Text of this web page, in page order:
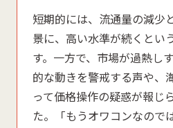
短期的には、流通量の減少
景に、高い水準が続くとい
す。一方で、市場が過熱し
的な動きを警戒する声や、
って価格操作の疑惑が報じ
た。「もうオワコンなので